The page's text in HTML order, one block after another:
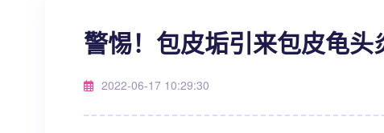
警惕！包皮垢引来包皮龟头
2022-06-17 10:29:30